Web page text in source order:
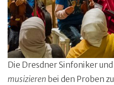
Die Dresdner Sinfoniker und
musizieren bei den Proben zu